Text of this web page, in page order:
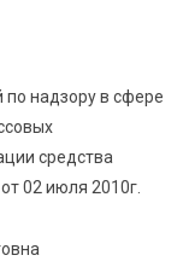
с
надзору в сфере
средства
02 июля 2010г.